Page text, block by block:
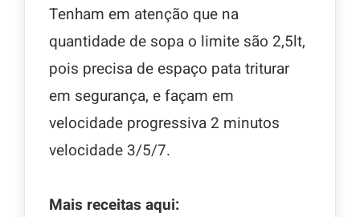
Tenham em atenção que na
quantidade de sopa o limite são 2,5lt,
pois precisa de espaço pata triturar
em segurança, e façam em
velocidade progressiva 2 minutos
velocidade 3/5/7.
Mais receitas aqui: